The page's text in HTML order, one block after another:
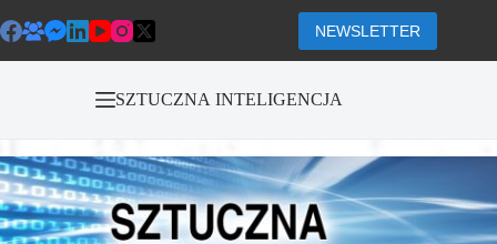
do
treści
NEWSLETTER
SZTUCZNA INTELIGENCJA